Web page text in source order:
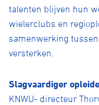
talenten blijven hun
wielerclubs en
samenwerking
versterken.
Slagvaardiger
KNWU- directeur